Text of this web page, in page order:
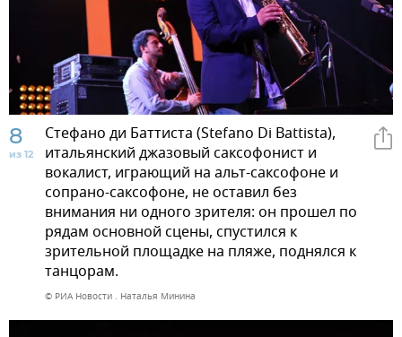
8
из 12
Стефано ди Баттиста (Stefano Di Battista),
итальянский джазовый саксофонист и
вокалист, играющий на альт-саксофоне и
сопрано-саксофоне, не оставил без
внимания ни одного зрителя: он прошел по
рядам основной сцены, спустился к
зрительной площадке на пляже, поднялся к
танцорам.
© РИА Новости . Наталья Минина